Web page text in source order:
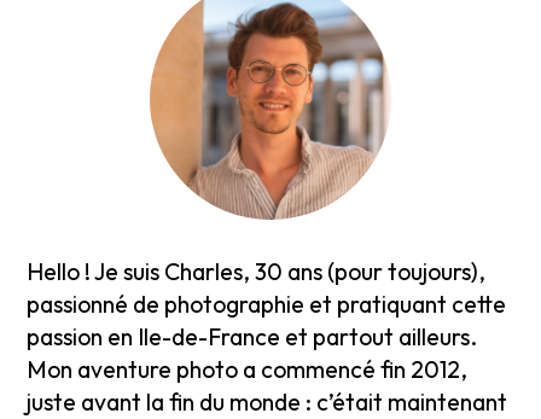
Hello ! Je suis Charles, 30 ans (pour toujours),
passionné de photographie et pratiquant cette
passion en Ile-de-France et partout ailleurs.
Mon aventure photo a commencé fin 2012,
juste avant la fin du monde : c’était maintenant